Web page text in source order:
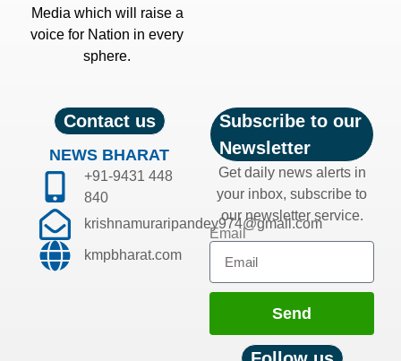
Media which will raise a
voice for Nation in every
sphere.
Contact us
NEWS BHARAT
+91-9431 448
840
krishnamuraripandey974@gmail.com
kmpbharat.com
Subscribe to our
Newsletter
Get daily news alerts in
your inbox, subscribe to
our newsletter service.
Email
Send